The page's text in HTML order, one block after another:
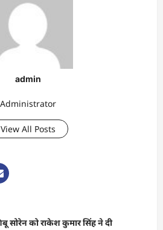
admin
Administrator
View All Posts
को राकेश कुमार सिंह ने दी